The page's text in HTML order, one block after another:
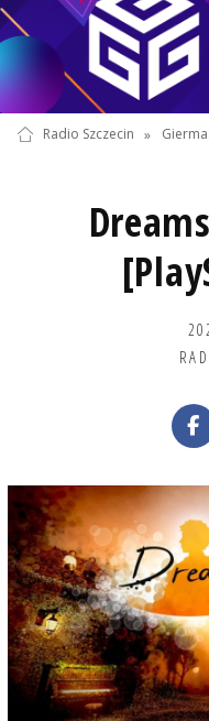
Radio Szczecin »